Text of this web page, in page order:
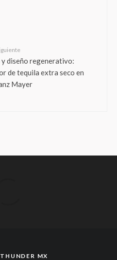
diseño regenerativo:
de tequila extra seco en
Mayer
MX